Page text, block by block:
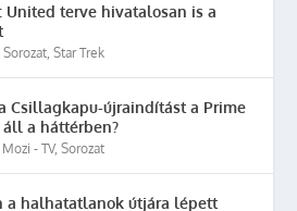
United terve hivatalosan is a
Sorozat ,Star Trek
Csillagkapu-újraindítást a Prime
a háttérben?
Mozi - TV,Sorozat
a halhatatlanok útjára lépett